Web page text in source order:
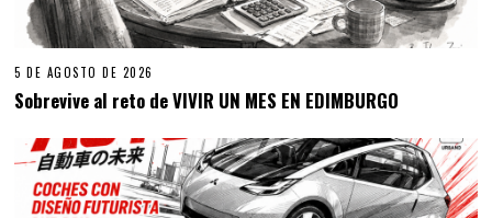
5 DE AGOSTO DE 2026
Sobrevive al reto de VIVIR UN MES EN EDIMBURGO